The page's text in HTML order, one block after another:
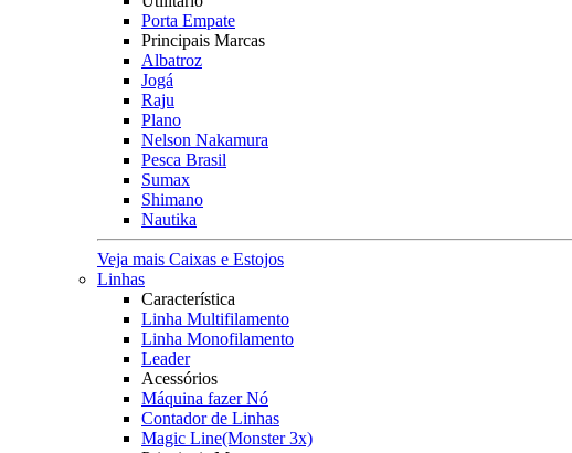
Porta Empate
Principais Marcas
Albatroz
Jogá
Raju
Plano
Nelson Nakamura
Pesca Brasil
Sumax
Shimano
Nautika
Veja mais Caixas e Estojos
Linhas
Característica
Linha Multifilamento
Linha Monofilamento
Leader
Acessórios
Máquina fazer Nó
Contador de Linhas
Magic Line(Monster 3x)